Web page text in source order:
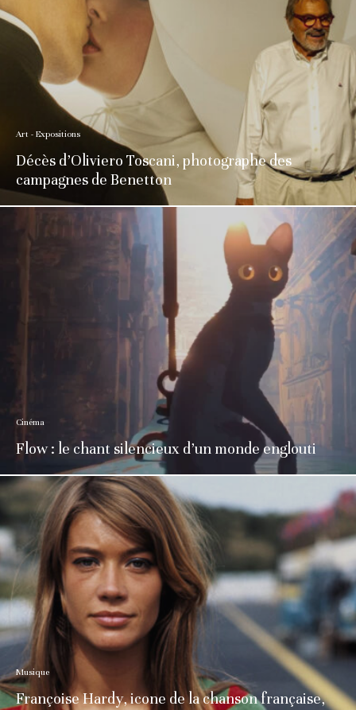
Art - Expositions
Décès d’Oliviero Toscani, photographe des
campagnes de Benetton
Cinéma
Flow : le chant silencieux d’un monde englouti
Musique
Françoise Hardy, icone de la chanson française,